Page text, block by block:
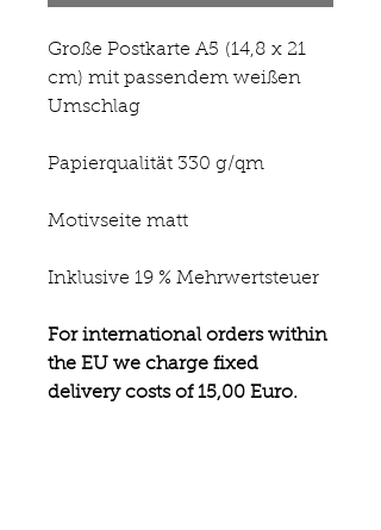
Große Postkarte A5 (14,8 x 21
cm) mit passendem weißen
Umschlag
Papierqualität 330 g/qm
Motivseite matt
Inklusive 19 % Mehrwertsteuer
For international orders within
the EU we charge fixed
delivery costs of 15,00 Euro.